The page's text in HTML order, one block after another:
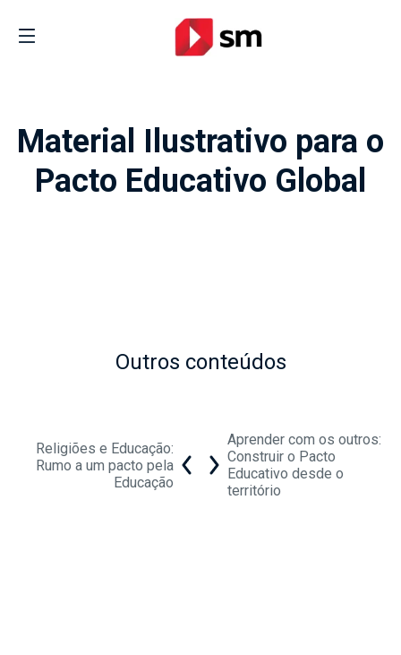
Material Ilustrativo para o
Pacto Educativo Global
Outros conteúdos
Religiões e Educação:
Rumo a um pacto pela
Educação
Aprender com os outros:
Construir o Pacto
Educativo desde o
território